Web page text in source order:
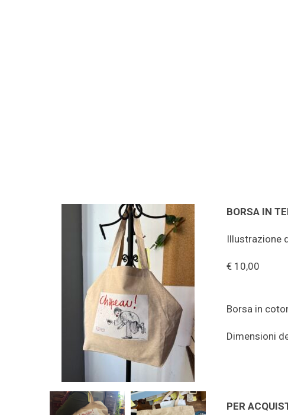
BORSA IN
Illustrazione
€ 10,00
Borsa in
Dimensioni
PER